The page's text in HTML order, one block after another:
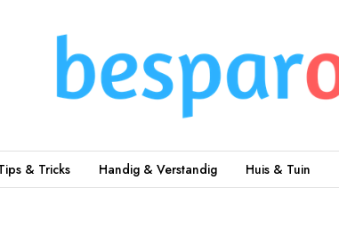
& Tricks Handig & Verstandig Huis & Tuin